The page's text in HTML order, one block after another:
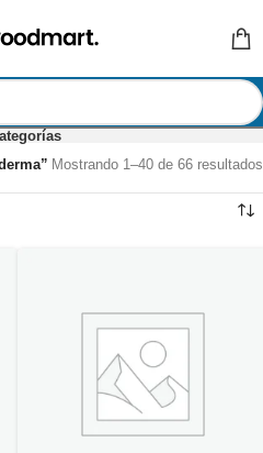
Mostrando 1–40 de 66 resultados